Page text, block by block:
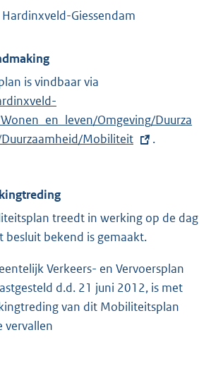
Giessendam
is vindbaar via
t
e
l
i
k
:
Omgeving/Duurza
Mobiliteit
.
treedt in werking op de dag
besluit bekend is gemaakt.
Verkeers- en Vervoersplan
d.d. 21 juni 2012, is met
van dit Mobiliteitsplan
vervallen